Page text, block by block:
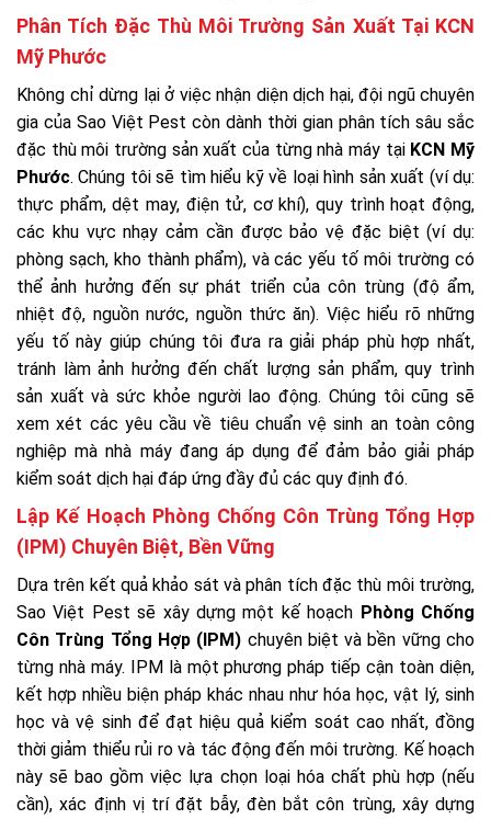
Phân Tích Đặc Thù Môi Trường Sản Xuất Tại KCN
Mỹ Phước
Không chỉ dừng lại ở việc nhận diện dịch hại, đội ngũ chuyên
gia của Sao Việt Pest còn dành thời gian phân tích sâu sắc
đặc thù môi trường sản xuất của từng nhà máy tại KCN Mỹ
Phước. Chúng tôi sẽ tìm hiểu kỹ về loại hình sản xuất (ví dụ:
thực phẩm, dệt may, điện tử, cơ khí), quy trình hoạt động,
các khu vực nhạy cảm cần được bảo vệ đặc biệt (ví dụ:
phòng sạch, kho thành phẩm), và các yếu tố môi trường có
thể ảnh hưởng đến sự phát triển của côn trùng (độ ẩm,
nhiệt độ, nguồn nước, nguồn thức ăn). Việc hiểu rõ những
yếu tố này giúp chúng tôi đưa ra giải pháp phù hợp nhất,
tránh làm ảnh hưởng đến chất lượng sản phẩm, quy trình
sản xuất và sức khỏe người lao động. Chúng tôi cũng sẽ
xem xét các yêu cầu về tiêu chuẩn vệ sinh an toàn công
nghiệp mà nhà máy đang áp dụng để đảm bảo giải pháp
kiểm soát dịch hại đáp ứng đầy đủ các quy định đó.
Lập Kế Hoạch Phòng Chống Côn Trùng Tổng Hợp
(IPM) Chuyên Biệt, Bền Vững
Dựa trên kết quả khảo sát và phân tích đặc thù môi trường,
Sao Việt Pest sẽ xây dựng một kế hoạch Phòng Chống
Côn Trùng Tổng Hợp (IPM) chuyên biệt và bền vững cho
từng nhà máy. IPM là một phương pháp tiếp cận toàn diện,
kết hợp nhiều biện pháp khác nhau như hóa học, vật lý, sinh
học và vệ sinh để đạt hiệu quả kiểm soát cao nhất, đồng
thời giảm thiểu rủi ro và tác động đến môi trường. Kế hoạch
này sẽ bao gồm việc lựa chọn loại hóa chất phù hợp (nếu
cần), xác định vị trí đặt bẫy, đèn bắt côn trùng, xây dựng